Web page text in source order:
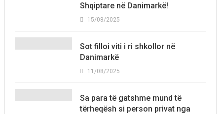
Shqiptare në Danimarkë!
15/08/2025
Sot filloi viti i ri shkollor në
Danimarkë
11/08/2025
Sa para të gatshme mund të
tërheqësh si person privat nga